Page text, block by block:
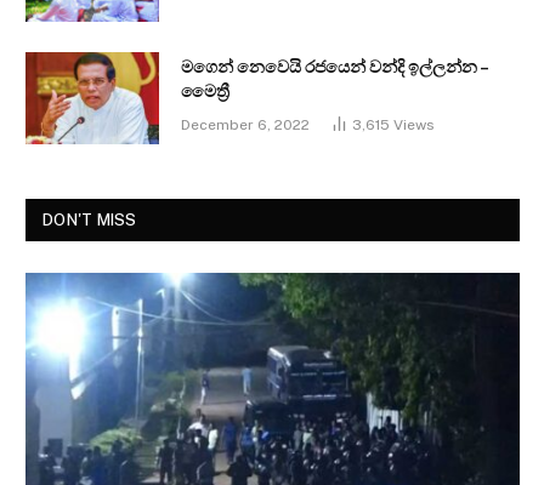
මගෙන් නෙවෙයි රජයෙන් වන්දි ඉල්ලන්න –
මෛත්‍රී
December 6, 2022 3,615 Views
DON'T MISS